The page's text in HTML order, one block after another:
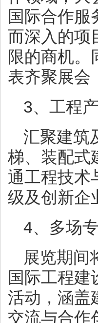
国际合作服
而深入的项
限的商机。
表齐聚展会
3、工程
汇聚建筑
梯、装配式
通工程技术
级及创新企
4、多场
展览期间
国际工程建
活动，涵盖
交流与合作